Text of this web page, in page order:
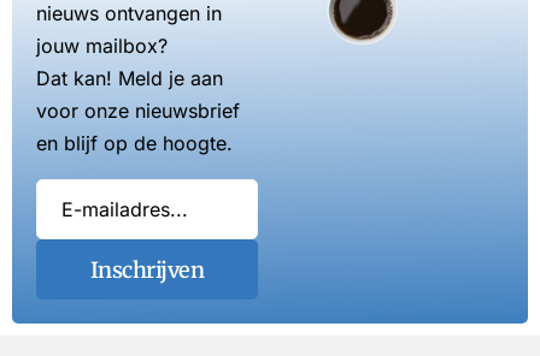
nieuws ontvangen in
jouw mailbox?
Dat kan! Meld je aan
voor onze nieuwsbrief
en blijf op de hoogte.
Inschrijven